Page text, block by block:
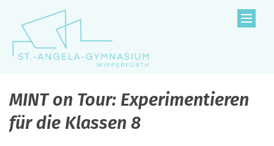
Zum Inhalt springen
MINT on Tour: Experimentieren
für die Klassen 8